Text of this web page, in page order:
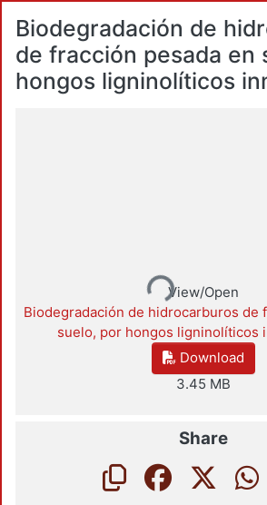
Biodegradación de
de fracción pesada en
hongos ligninolíticos
Loading...View/Open
Biodegradación de hidrocarburos de
suelo, por hongos ligninolíticos
Download
3.45 MB
Share